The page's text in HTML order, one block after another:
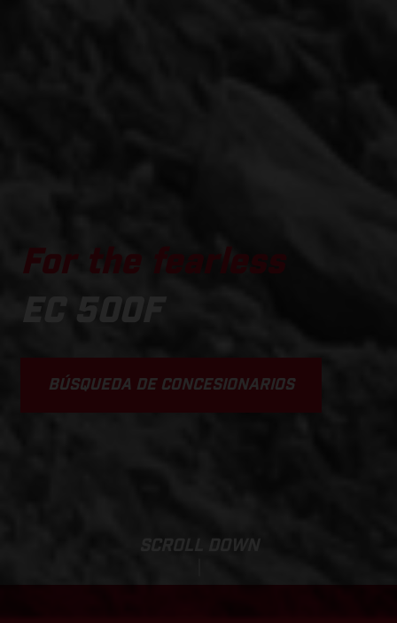
For the fearless
EC 500F
BÚSQUEDA DE CONCESIONARIOS
SCROLL DOWN